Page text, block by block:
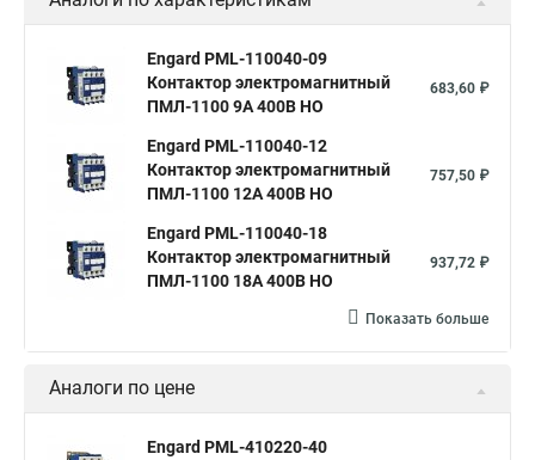
Engard PML-110040-09
Контактор электромагнитный
ПМЛ-1100 9A 400В НО
683,60 ₽
Engard PML-110040-12
Контактор электромагнитный
ПМЛ-1100 12A 400В НО
757,50 ₽
Engard PML-110040-18
Контактор электромагнитный
ПМЛ-1100 18A 400В НО
937,72 ₽
Показать больше
Аналоги по цене
Engard PML-410220-40